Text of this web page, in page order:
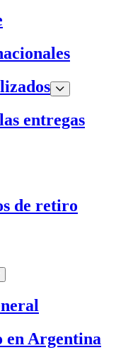
entregas
de retiro
en Argentina